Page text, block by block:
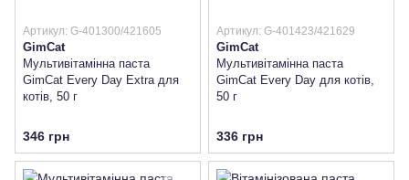
Артикул: G-401300/421605
GimCat
Мультивітамінна паста
GimCat Every Day Extra для
котів, 50 г
346 грн
Артикул: G-401423/421629
GimCat
Мультивітамінна паста
GimCat Every Day для котів,
50 г
336 грн